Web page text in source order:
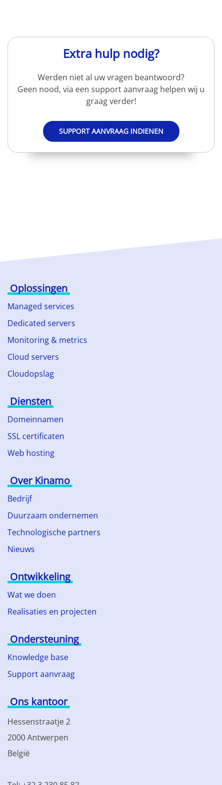
Extra hulp nodig?
Werden niet al uw vragen beantwoord?
Geen nood, via een support aanvraag helpen wij u
graag verder!
SUPPORT AANVRAAG INDIENEN
Oplossingen
Managed services
Dedicated servers
Monitoring & metrics
Cloud servers
Cloudopslag
Diensten
Domeinnamen
SSL certificaten
Web hosting
Over Kinamo
Bedrijf
Duurzaam ondernemen
Technologische partners
Nieuws
Ontwikkeling
Wat we doen
Realisaties en projecten
Ondersteuning
Knowledge base
Support aanvraag
Ons kantoor
Hessenstraatje 2
2000 Antwerpen
België